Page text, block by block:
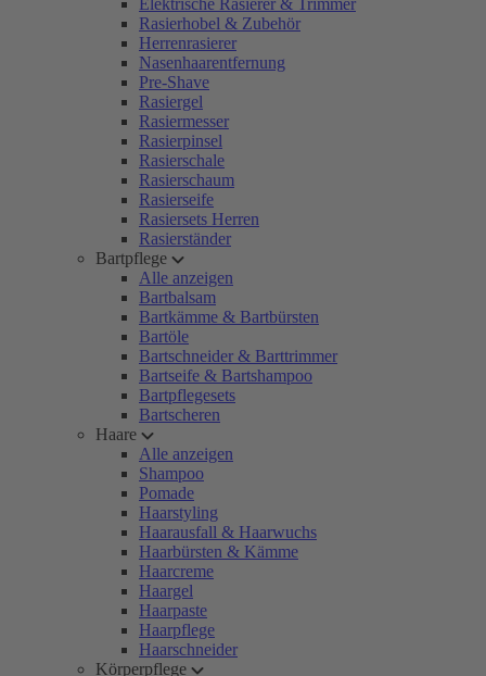
Elektrische Rasierer & Trimmer
Rasierhobel & Zubehör
Herrenrasierer
Nasenhaarentfernung
Pre-Shave
Rasiergel
Rasiermesser
Rasierpinsel
Rasierschale
Rasierschaum
Rasierseife
Rasiersets Herren
Rasierständer
Bartpflege
Alle anzeigen
Bartbalsam
Bartkämme & Bartbürsten
Bartöle
Bartschneider & Barttrimmer
Bartseife & Bartshampoo
Bartpflegesets
Bartscheren
Haare
Alle anzeigen
Shampoo
Pomade
Haarstyling
Haarausfall & Haarwuchs
Haarbürsten & Kämme
Haarcreme
Haargel
Haarpaste
Haarpflege
Haarschneider
Körperpflege